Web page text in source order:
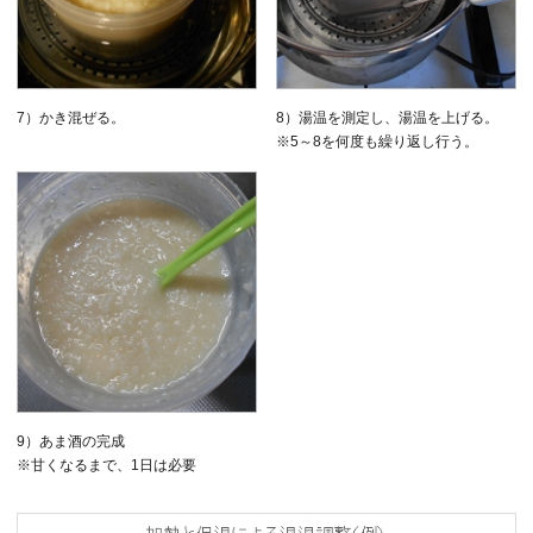
7）かき混ぜる。
8）湯温を測定し、湯温を上げる。
※5～8を何度も繰り返し行う。
9）あま酒の完成
※甘くなるまで、1日は必要